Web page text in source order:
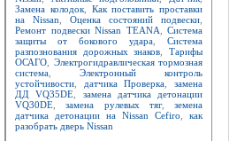
Замена колодок, Как поставить проставки
на Nissan
Оценка состояний подвески
Ремонт подвески Nissan TEANA
Система
защиты от бокового удара
Система
разпознования дорожных знаков ,Тарифы
ОСАГО
Электрогидравлическая тормозная
система
Электронный контроль
устойчивости
датчика Проверка ,замена
ДД VQ35DE
замена датчика детонации
VQ30DE ,замена рулевых тяг, земена
датчика детонации на Nissan Cefiro
как
разобрать дверь Nissan